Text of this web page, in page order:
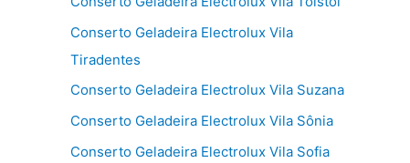
Conserto Geladeira Electrolux Vila
Tiradentes
Conserto Geladeira Electrolux Vila Suzana
Conserto Geladeira Electrolux Vila Sônia
Conserto Geladeira Electrolux Vila Sofia